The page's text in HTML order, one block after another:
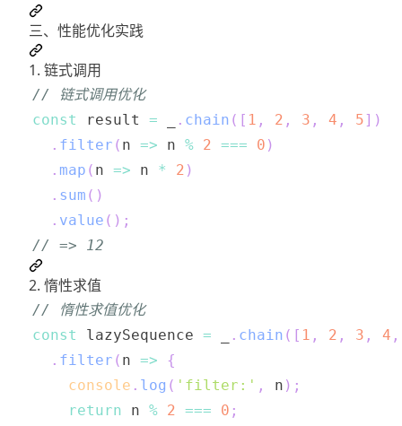
三、性能优化实践
1. 链式调用
// 链式调用优化
const
result = . chain ( [ 1 , 2 , 3 , 4 , 5] )
. filter ( n => n % 2 === 0 )
. map ( n => n * 2 )
. sum ( )
. value ( ) ;
// => 12
2. 惰性求值
// 惰性求值优化
const
lazySequence = . chain ( [ 1 , 2 , 3 , 4 ,
. filter ( n =>
{
console . log ( 'filter:' , n ) ;
return n % 2 === 0 ;